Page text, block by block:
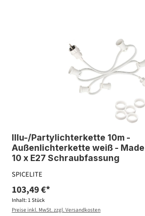
Illu-/Partylichterkette 10m -
Außenlichterkette weiß -
10 x E27 Schraubfassung
SPICELITE
103,49 €*
Inhalt: 1 Stück
Preise inkl. MwSt. zzgl. Versandkosten